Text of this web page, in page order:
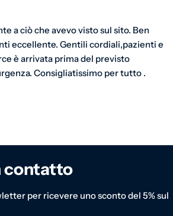
a ciò che avevo visto sul sito. Ben
eccellente. Gentili cordiali,pazienti e
è arrivata prima del previsto
Consigliatissimo per tutto .
contatto
per ricevere uno sconto del 5% sul